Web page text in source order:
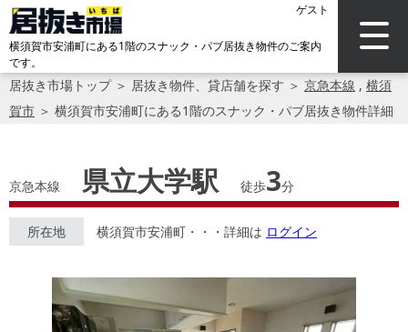
ゲスト
横須賀市安浦町にある1階のスナック・パブ居抜き物件のご案内
です。
居抜き市場トップ＞ 居抜き物件、貸店舗を探す ＞ 京急本線 , 横須
賀市 ＞ 横須賀市安浦町にある1階のスナック・パブ居抜き物件詳細
京急本線 県立大学駅 徒歩3分
所在地 横須賀市安浦町・・・詳細は ログイン